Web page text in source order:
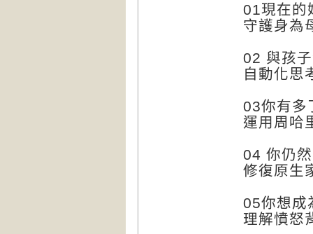
01現在的
守護身為
02 與孩
自動化思
03你有多
運用周哈
04 你仍
修復原生
05你想成
理解憤怒